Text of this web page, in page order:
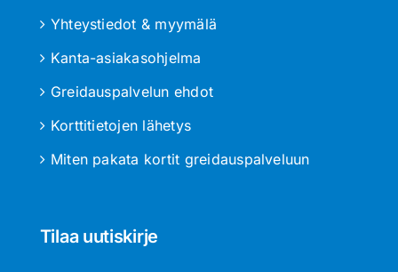
Yhteystiedot & myymälä
Kanta-asiakasohjelma
Greidauspalvelun ehdot
Korttitietojen lähetys
Miten pakata kortit greidauspalveluun
Tilaa uutiskirje